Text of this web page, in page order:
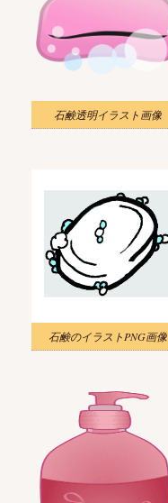
石鹸透明イラスト画像
石鹸のイラストPNG画像